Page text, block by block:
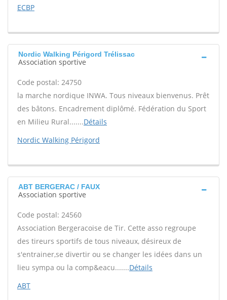
ECBP
Nordic Walking Périgord Trélissac
Association sportive
Code postal: 24750
la marche nordique INWA. Tous niveaux bienvenus. Prêt
des bâtons. Encadrement diplômé. Fédération du Sport
en Milieu Rural.......Détails
Nordic Walking Périgord
ABT BERGERAC / FAUX
Association sportive
Code postal: 24560
Association Bergeracoise de Tir. Cette asso regroupe
des tireurs sportifs de tous niveaux, désireux de
s'entrainer,se divertir ou se changer les idées dans un
lieu sympa ou la comp&eacu.......Détails
ABT